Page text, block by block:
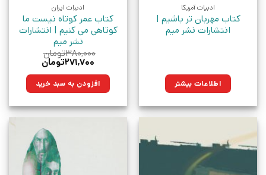
ادبیات آمریکا
کتاب مهربان تر باشیم |
انتشارات نشر میم
اطلاعات بیشتر
ادبیات ایران
کتاب عمر کوتاه نیست ما
کوتاهی می کنیم | انتشارات
نشر میم
۳۸۰,۰۰۰تومان
قیمت
۳۸۰,۰۰۰تومان
بود.
۲۷۱,۷۰۰تومان
۲۷۱,۷۰۰تومان.افزودن به سبد خرید